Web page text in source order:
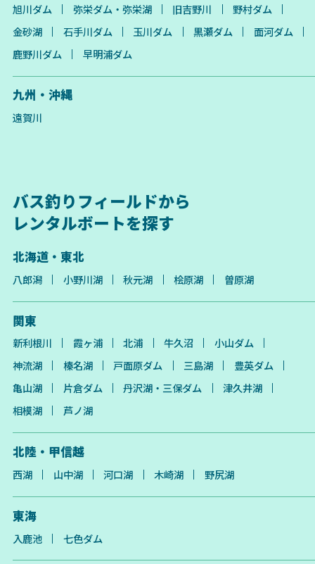
旭川ダム 弥栄ダム・弥栄湖 旧吉野川
野村ダム
金砂湖
石手川ダム 玉川ダム 黒瀬ダム
面河ダム
鹿野川ダム
早明浦ダム
九州・沖縄
遠賀川
バス釣りフィールドから
レンタルボートを探す
北海道・東北
八郎潟 小野川湖 秋元湖 桧原湖 曽原湖
関東
新利根川 霞ヶ浦 北浦 牛久沼
小山ダム
神流湖
榛名湖 戸面原ダム 三島湖
豊英ダム
亀山湖
片倉ダム 丹沢湖・三保ダム
津久井湖
相模湖
芦ノ湖
北陸・甲信越
西湖 山中湖 河口湖 木崎湖 野尻湖
東海
入鹿池 七色ダム